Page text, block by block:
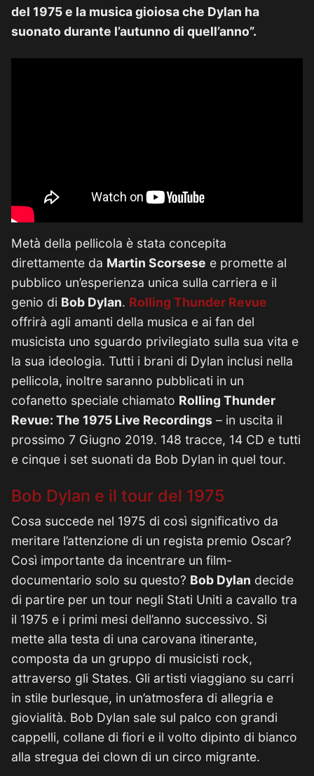
del 1975 e la musica gioiosa che Dylan ha
suonato durante l’autunno di quell’anno”.
Metà della pellicola è stata concepita
direttamente da Martin Scorsese e promette al
pubblico un’esperienza unica sulla carriera e il
genio di Bob Dylan. Rolling Thunder Revue
offrirà agli amanti della musica e ai fan del
musicista uno sguardo privilegiato sulla sua vita e
la sua ideologia. Tutti i brani di Dylan inclusi nella
pellicola, inoltre saranno pubblicati in un
cofanetto speciale chiamato Rolling Thunder
Revue: The 1975 Live Recordings – in uscita il
prossimo 7 Giugno 2019. 148 tracce, 14 CD e tutti
e cinque i set suonati da Bob Dylan in quel tour.
Bob Dylan e il tour del 1975
Cosa succede nel 1975 di così significativo da
meritare l’attenzione di un regista premio Oscar?
Così importante da incentrare un film-
documentario solo su questo? Bob Dylan decide
di partire per un tour negli Stati Uniti a cavallo tra
il 1975 e i primi mesi dell’anno successivo. Si
mette alla testa di una carovana itinerante,
composta da un gruppo di musicisti rock,
attraverso gli States. Gli artisti viaggiano su carri
in stile burlesque, in un’atmosfera di allegria e
giovialità. Bob Dylan sale sul palco con grandi
cappelli, collane di fiori e il volto dipinto di bianco
alla stregua dei clown di un circo migrante.